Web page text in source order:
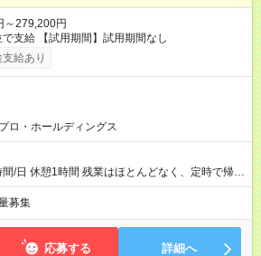
～279,200円
残業代1分単位で支給 【試用期間】試用期間なし
給あり
ロ・ホールディングス
業はほとんどなく、定時で帰れ
方です。 毎日の業務は進捗管理や事務が中心な
るべき仕事」が終われば、自然と区切りをつけ
います。
募集
応募する 詳細へ